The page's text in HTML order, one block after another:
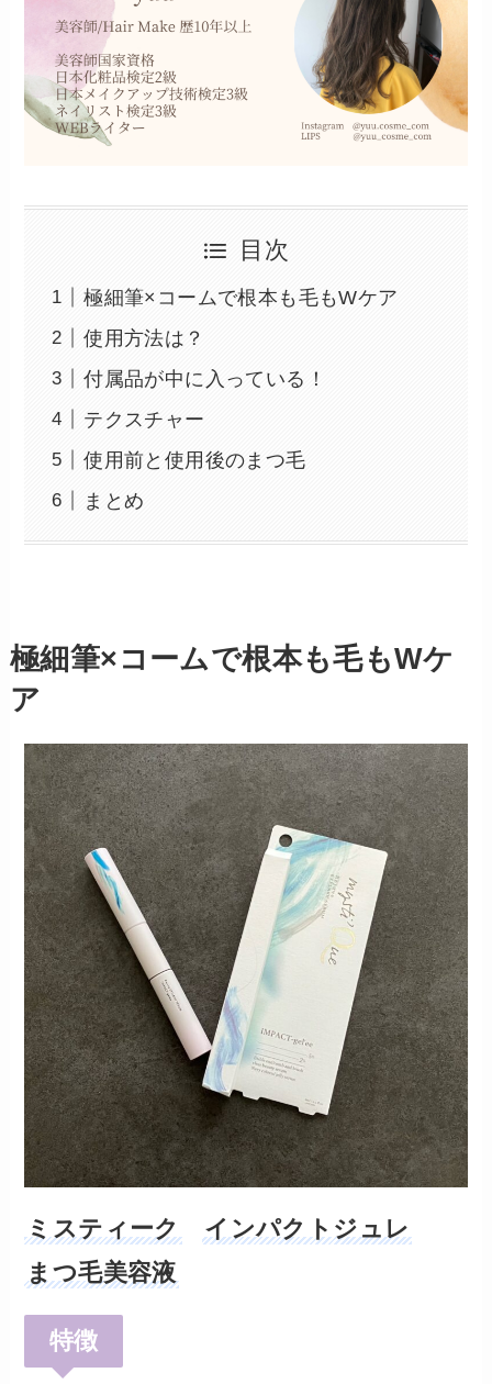
目次
極細筆×コームで根本も毛もWケア
使用方法は？
付属品が中に入っている！
テクスチャー
使用前と使用後のまつ毛
まとめ
極細筆×コームで根本も毛もWケ
ア
ミスティーク
インパクトジュレ
まつ毛美容液
特徴